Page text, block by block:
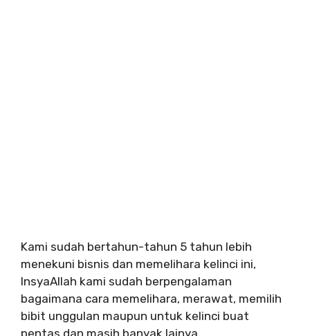
Kami sudah bertahun-tahun 5 tahun lebih
menekuni bisnis dan memelihara kelinci ini,
InsyaAllah kami sudah berpengalaman
bagaimana cara memelihara, merawat, memilih
bibit unggulan maupun untuk kelinci buat
pentas dan masih banyak lainya.